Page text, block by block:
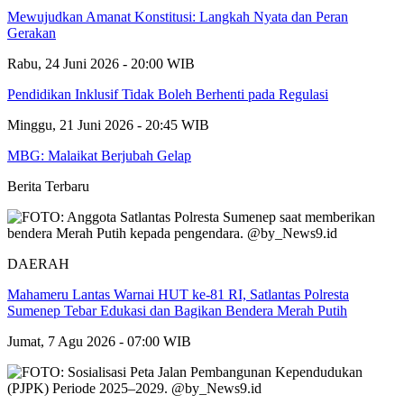
Mewujudkan Amanat Konstitusi: Langkah Nyata dan Peran
Gerakan
Rabu, 24 Juni 2026 - 20:00 WIB
Pendidikan Inklusif Tidak Boleh Berhenti pada Regulasi
Minggu, 21 Juni 2026 - 20:45 WIB
MBG: Malaikat Berjubah Gelap
Berita Terbaru
DAERAH
Mahameru Lantas Warnai HUT ke-81 RI, Satlantas Polresta
Sumenep Tebar Edukasi dan Bagikan Bendera Merah Putih
Jumat, 7 Agu 2026 - 07:00 WIB